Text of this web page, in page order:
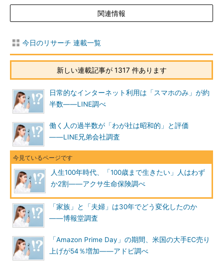
関連情報
今日のリサーチ 連載一覧
新しい連載記事が 1317 件あります
日常的なインターネット利用は「スマホのみ」が約
半数――LINE調べ
働く人の過半数が「わが社は昭和的」と評価
――LINE兄弟会社調査
人生100年時代、「100歳まで生きたい」人はわず
か2割――アクサ生命保険調べ
「家族」と「夫婦」は30年でどう変化したのか
――博報堂調査
「Amazon Prime Day」の期間、米国の大手EC売り
上げが54％増加――アドビ調べ